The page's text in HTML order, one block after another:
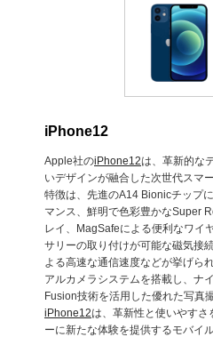
iPhone12
Apple社のiPhone12は、革新的な
いデザインが融合した次世代スマ
特徴は、先進のA14 Bionicチップ
マンス、鮮明で色彩豊かなSuper
レイ、MagSafeによる便利なワイ
サリーの取り付けが可能な磁気接
よる高速な通信速度などが挙げら
アルカメラシステムを搭載し、ナ
Fusion技術を活用した優れた写真
iPhone12は、革新性と使いやすさ
ーに新たな体験を提供するモバイ